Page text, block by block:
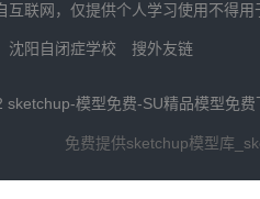
互联网，仅提供个人学习使用不得
沈阳自闭症学校 搜外友链
sketchup-模型免费-SU精品模型免
免费提供sketchup模型库